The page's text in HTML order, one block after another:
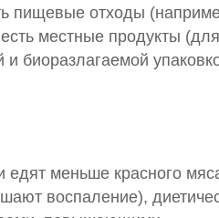
пищевые отходы
местные продукты (для
биоразлагаемой
едят меньше красного
воспаление),